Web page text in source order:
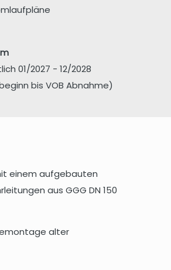
01/2027 - 12/2028
bis VOB Abnahme)
einem aufgebauten
aus GGG DN 150
alter